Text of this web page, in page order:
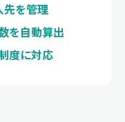
先を管理
を自動算出
度に対応